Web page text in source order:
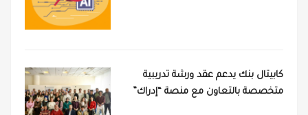
كابيتال بنك يدعم عقد ورشة تدريبية
متخصصة بالتعاون مع منصة “إدراك”